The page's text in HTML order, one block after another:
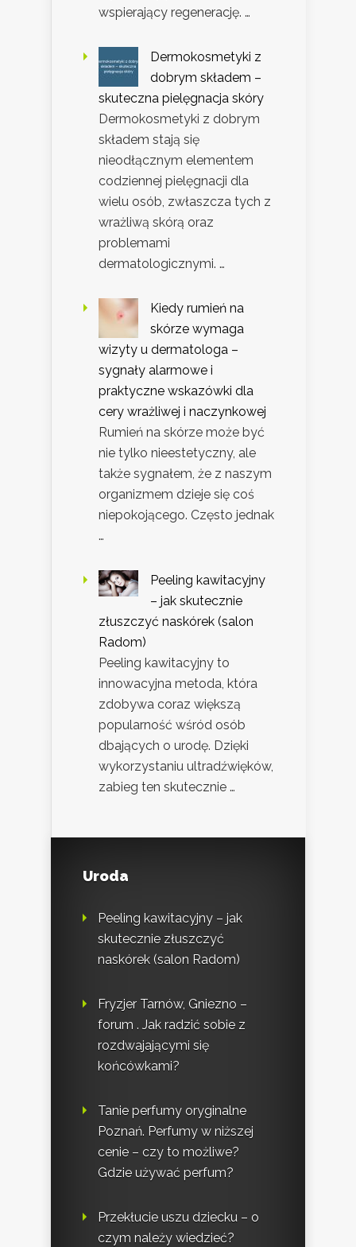
wspierający regenerację. …
Dermokosmetyki z
dobrym składem –
skuteczna pielęgnacja skóry
Dermokosmetyki z dobrym
składem stają się
nieodłącznym elementem
codziennej pielęgnacji dla
wielu osób, zwłaszcza tych z
wrażliwą skórą oraz
problemami
dermatologicznymi. …
Kiedy rumień na
skórze wymaga
wizyty u dermatologa –
sygnały alarmowe i
praktyczne wskazówki dla
cery wrażliwej i naczynkowej
Rumień na skórze może być
nie tylko nieestetyczny, ale
także sygnałem, że z naszym
organizmem dzieje się coś
niepokojącego. Często jednak
…
Peeling kawitacyjny
– jak skutecznie
złuszczyć naskórek (salon
Radom)
Peeling kawitacyjny to
innowacyjna metoda, która
zdobywa coraz większą
popularność wśród osób
dbających o urodę. Dzięki
wykorzystaniu ultradźwięków,
zabieg ten skutecznie …
Uroda
Peeling kawitacyjny – jak
skutecznie złuszczyć
naskórek (salon Radom)
Fryzjer Tarnów, Gniezno –
forum . Jak radzić sobie z
rozdwajającymi się
końcówkami?
Tanie perfumy oryginalne
Poznań. Perfumy w niższej
cenie – czy to możliwe?
Gdzie używać perfum?
Przekłucie uszu dziecku – o
czym należy wiedzieć?